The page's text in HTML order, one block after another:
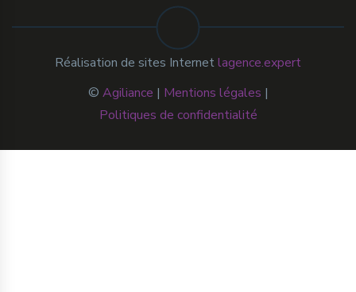
© Agiliance | Mentions légales |
Politiques de confidentialité
Réalisation de sites Internetlagence.expert